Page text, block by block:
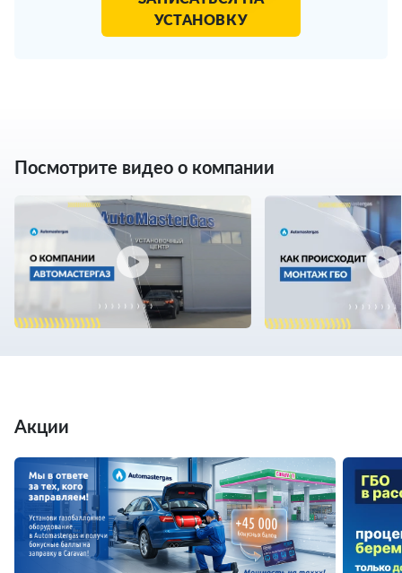
УСТАНОВКУ
Посмотрите видео о компании
Акции